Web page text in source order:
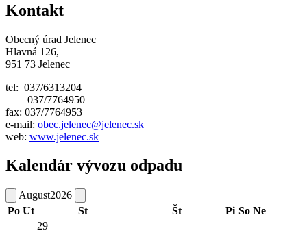
Kontakt
Obecný úrad Jelenec
Hlavná 126,
951 73 Jelenec
tel: 037/6313204
037/7764950
fax: 037/7764953
e-mail: obec.jelenec@jelenec.sk
web: www.jelenec.sk
Kalendár vývozu odpadu
August2026
Po Ut St Št Pi So Ne
29